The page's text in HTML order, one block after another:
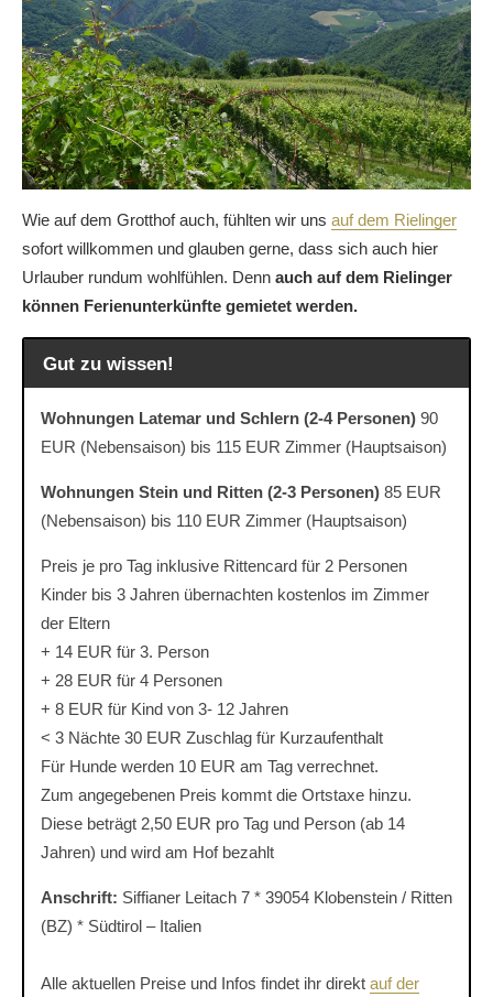
Wie auf dem Grotthof auch, fühlten wir uns auf dem Rielinger
sofort willkommen und glauben gerne, dass sich auch hier
Urlauber rundum wohlfühlen. Denn auch auf dem Rielinger
können Ferienunterkünfte gemietet werden.
Gut zu wissen!
Wohnungen Latemar und Schlern (2-4 Personen) 90
EUR (Nebensaison) bis 115 EUR Zimmer (Hauptsaison)
Wohnungen Stein und Ritten (2-3 Personen) 85 EUR
(Nebensaison) bis 110 EUR Zimmer (Hauptsaison)
Preis je pro Tag inklusive Rittencard für 2 Personen
Kinder bis 3 Jahren übernachten kostenlos im Zimmer
der Eltern
+ 14 EUR für 3. Person
+ 28 EUR für 4 Personen
+ 8 EUR für Kind von 3- 12 Jahren
< 3 Nächte 30 EUR Zuschlag für Kurzaufenthalt
Für Hunde werden 10 EUR am Tag verrechnet.
Zum angegebenen Preis kommt die Ortstaxe hinzu.
Diese beträgt 2,50 EUR pro Tag und Person (ab 14
Jahren) und wird am Hof bezahlt
Anschrift: Siffianer Leitach 7 * 39054 Klobenstein / Ritten
(BZ) * Südtirol – Italien
Alle aktuellen Preise und Infos findet ihr direkt auf der